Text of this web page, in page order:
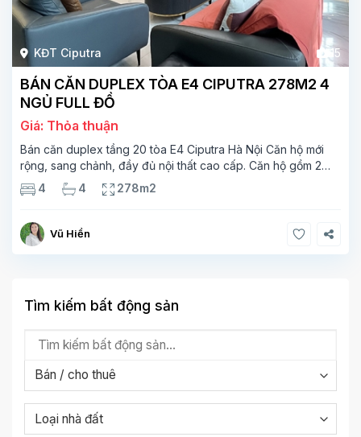
KĐT Ciputra 15
BÁN CĂN DUPLEX TÒA E4 CIPUTRA 278M2 4
NGỦ FULL ĐỒ
Giá: Thỏa thuận
Bán căn duplex tầng 20 tòa E4 Ciputra Hà Nội Căn hộ mới
rộng, sang chảnh, đầy đủ nội thất cao cấp. Căn hộ gồm 2
tầng. Tầng 1 rộng 142m2 bao gồm phòng khách, phòng ăn,
phòng bếp, 2 phòng ngủ,
4 4 278m2
Vũ Hiền
Tìm kiếm bất động sản